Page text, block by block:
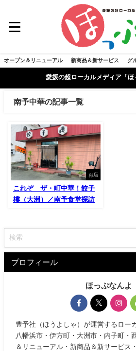
オープン＆リニューアル 新商品＆新サービス グ
愛媛の超ローカルメディア「ほ
南予中華の記事一覧
お店
これぞ ザ・町中華！餃子
樓（大洲）／南予食堂探訪
プロフィール
ほっぷなんよ
豊予社（ほうよしゃ）が運営するロー
八幡浜市・伊方町・大洲市・内子町・
＆リニューアル・新商品＆新サービス